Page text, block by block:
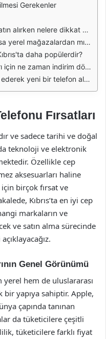
Gerekenler
nelere dikkat etmeliyim?
mı almak daha iyidir?
daha popülerdir?
zaman indirim dönemleri vardır?
yeni bir telefon alabilir miyim?
Fırsatları
ve sadece tarihi ve doğal
teknoloji ve elektronik
Özellikle cep
aksesuarları haline
için birçok fırsat ve
Kıbrıs’ta en iyi cep
markaların ve
ve satın alma sürecinde
Genel Görünümü
yerel hem de uluslararası
yapıya sahiptir. Apple,
çapında tanınan
da tüketicilere çeşitli
tüketicilere farklı fiyat